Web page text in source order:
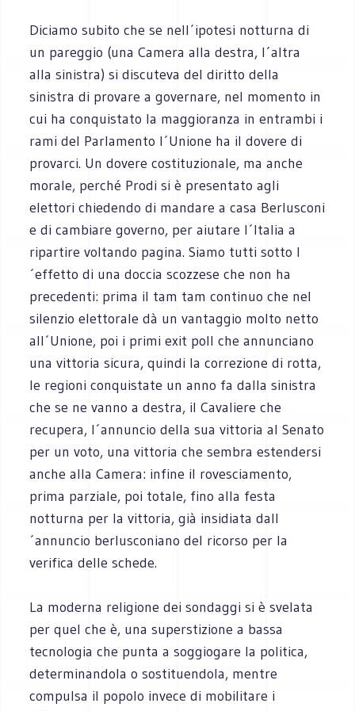
Diciamo subito che se nell´ipotesi notturna di
un pareggio (una Camera alla destra, l´altra
alla sinistra) si discuteva del diritto della
sinistra di provare a governare, nel momento in
cui ha conquistato la maggioranza in entrambi i
rami del Parlamento l´Unione ha il dovere di
provarci. Un dovere costituzionale, ma anche
morale, perché Prodi si è presentato agli
elettori chiedendo di mandare a casa Berlusconi
e di cambiare governo, per aiutare l´Italia a
ripartire voltando pagina. Siamo tutti sotto l
´effetto di una doccia scozzese che non ha
precedenti: prima il tam tam continuo che nel
silenzio elettorale dà un vantaggio molto netto
all´Unione, poi i primi exit poll che annunciano
una vittoria sicura, quindi la correzione di rotta,
le regioni conquistate un anno fa dalla sinistra
che se ne vanno a destra, il Cavaliere che
recupera, l´annuncio della sua vittoria al Senato
per un voto, una vittoria che sembra estendersi
anche alla Camera: infine il rovesciamento,
prima parziale, poi totale, fino alla festa
notturna per la vittoria, già insidiata dall
´annuncio berlusconiano del ricorso per la
verifica delle schede.
La moderna religione dei sondaggi si è svelata
per quel che è, una superstizione a bassa
tecnologia che punta a soggiogare la politica,
determinandola o sostituendola, mentre
compulsa il popolo invece di mobilitare i